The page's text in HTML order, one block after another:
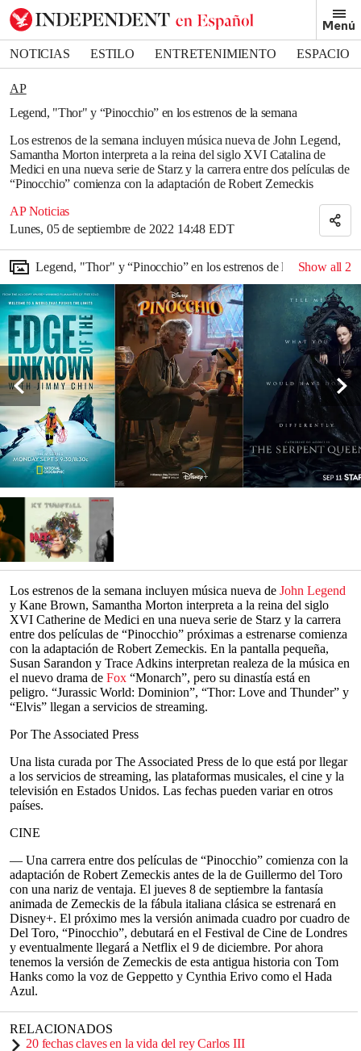
Menú
NOTICIAS ESTILO ENTRETENIMIENTO
ESPACIO
DEPORTES
AP
Legend, "Thor" y “Pinocchio” en los estrenos de la semana
Los estrenos de la semana incluyen música nueva de John Legend,
Samantha Morton interpreta a la reina del siglo XVI Catalina de
Medici en una nueva serie de Starz y la carrera entre dos películas de
“Pinocchio” comienza con la adaptación de Robert Zemeckis
AP Noticias
Lunes, 05 de septiembre de 2022 14:48 EDT
Bookmark popover
Removed from bookmarks
Close popover
Legend, "Thor" y “Pinocchio” en los estrenos de la semana
Show all 2
Los estrenos de la semana incluyen música nueva de John Legend
y Kane Brown, Samantha Morton interpreta a la reina del siglo
XVI Catherine de Medici en una nueva serie de Starz y la carrera
entre dos películas de “Pinocchio” próximas a estrenarse comienza
con la adaptación de Robert Zemeckis. En la pantalla pequeña,
Susan Sarandon y Trace Adkins interpretan realeza de la música en
el nuevo drama de Fox “Monarch”, pero su dinastía está en
peligro. “Jurassic World: Dominion”, “Thor: Love and Thunder” y
“Elvis” llegan a servicios de streaming.
Por The Associated Press
Una lista curada por The Associated Press de lo que está por llegar
a los servicios de streaming, las plataformas musicales, el cine y la
televisión en Estados Unidos. Las fechas pueden variar en otros
países.
CINE
— Una carrera entre dos películas de “Pinocchio” comienza con la
adaptación de Robert Zemeckis antes de la de Guillermo del Toro
con una nariz de ventaja. El jueves 8 de septiembre la fantasía
animada de Zemeckis de la fábula italiana clásica se estrenará en
Disney+. El próximo mes la versión animada cuadro por cuadro de
Del Toro, “Pinocchio”, debutará en el Festival de Cine de Londres
y eventualmente llegará a Netflix el 9 de diciembre. Por ahora
tenemos la versión de Zemeckis de esta antigua historia con Tom
Hanks como la voz de Geppetto y Cynthia Erivo como el Hada
Azul.
RELACIONADOS
20 fechas claves en la vida del rey Carlos III